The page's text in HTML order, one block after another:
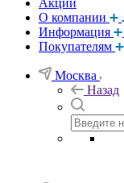
Акции
О компании
Информация
Покупателям
Москва
Назад